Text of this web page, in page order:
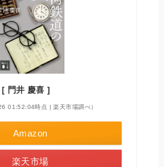
門井 慶喜 ]
01:52:04時点 | 楽天市場調べ）
Amazon
楽天市場